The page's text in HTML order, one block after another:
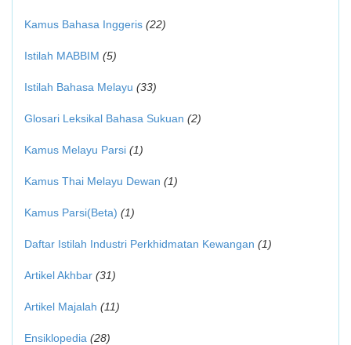
Kamus Bahasa Inggeris (22)
Istilah MABBIM (5)
Istilah Bahasa Melayu (33)
Glosari Leksikal Bahasa Sukuan (2)
Kamus Melayu Parsi (1)
Kamus Thai Melayu Dewan (1)
Kamus Parsi(Beta) (1)
Daftar Istilah Industri Perkhidmatan Kewangan (1)
Artikel Akhbar (31)
Artikel Majalah (11)
Ensiklopedia (28)